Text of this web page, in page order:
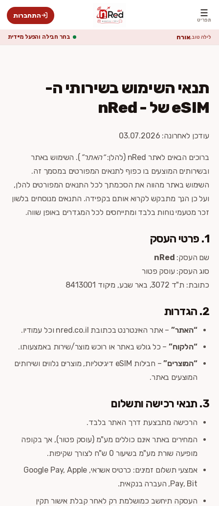
☰
תפריט
התחברות
לילה טוב,אורח בחר חבילה והפעל מיידית
תנאי השימוש בשירותי ה-
eSIM של - nRed
עודכן לאחרונה: 03.07.2026
ברוכים הבאים לאתר nRed (להלן: “האתר” ). השימוש באתר
ובשירותים המוצעים בו כפוף לתנאים המפורטים במסמך זה.
השימוש באתר מהווה את הסכמתך לכל התנאים המפורטים להלן,
ועל כן הנך מתבקש לקרוא אותם בקפידה. התנאים מנוסחים בלשון
זכר מטעמי נוחות בלבד ומתייחסים לכל המגדרים באופן שווה.
1. פרטי העסק
שם העסק: nRed
סוג העסק: עוסק פטור
כתובת: ת"ד 3072, באר שבע, מיקוד 8413001
2. הגדרות
“האתר” – אתר האינטרנט בכתובת nred.co.il וכל עמודיו.
“הלקוח”– כל גולש באתר או רוכש מוצר/שירות באמצעותו.
“המוצרים”
– חבילות eSIM דיגיטליות, מוצרים נלווים ושירותים
המוצעים באתר.
3. תנאי רכישה ותשלום
הרכישה מתבצעת דרך האתר בלבד.
המחירים באתר אינם כוללים מע"מ (עוסק פטור), אך בקופה
מופיעה שורת מע"מ בשיעור 0 ש"ח לצורך שקיפות.
אמצעי תשלום זמינים: כרטיס אשראי, Google Pay, Apple
Pay, Bit, העברה בנקאית.
העסקה תיחשב כמושלמת רק לאחר קבלת אישור תקין